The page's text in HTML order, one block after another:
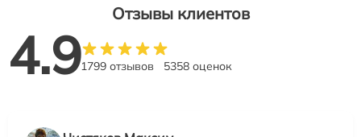
Отзывы клиентов
4.91799 отзывов 5358 оценок